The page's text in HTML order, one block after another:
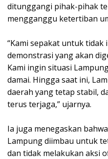
ditunggangi pihak-pihak
mengganggu ketertiban
‎“Kami sepakat untuk tidak
demonstrasi yang akan
Kami ingin situasi
damai. Hingga saat ini,
daerah yang tetap stabil,
terus terjaga,” ujarnya.
‎Ia juga menegaskan
Lampung diimbau untuk
dan tidak melakukan aksi